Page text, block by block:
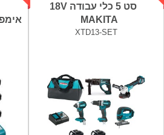
סט 5 כלי עבודה 18V
MAKITA
XTD13-SET